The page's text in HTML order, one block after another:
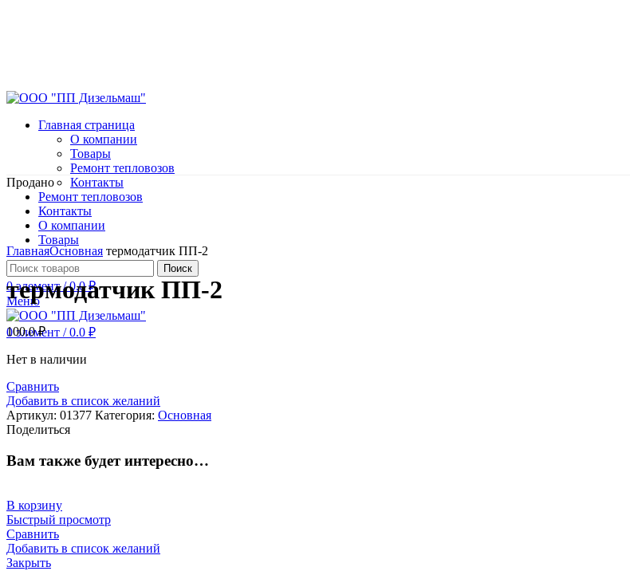
Главная страница
О компании
Товары
Ремонт тепловозов
Контакты
Ремонт тепловозов
Контакты
О компании
Товары
Поиск
0элемент / 0.0₽
Меню
0элемент / 0.0 ₽
Продано
Нажмите, чтобы увеличить
ГлавнаяОсновная термодатчик ПП-2
термодатчик ПП-2
100.0₽
Нет в наличии
Сравнить
Добавить в список желаний
Артикул: 01377 Категория: Основная
Поделиться
Вам также будет интересно…
В корзину
Быстрый просмотр
Сравнить
Добавить в список желаний
Закрыть